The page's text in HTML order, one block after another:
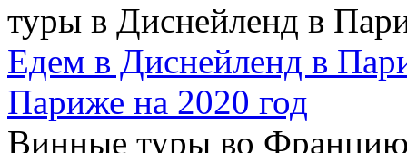
туры в Диснейленд в
Едем в Диснейленд в
Париже на 2020 год
Винные туры во